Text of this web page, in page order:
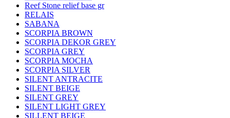
Reef Stone relief base gr
RELAIS
SABANA
SCORPIA BROWN
SCORPIA DEKOR GREY
SCORPIA GREY
SCORPIA MOCHA
SCORPIA SILVER
SILENT ANTRACITE
SILENT BEIGE
SILENT GREY
SILENT LIGHT GREY
SILLENT BEIGE